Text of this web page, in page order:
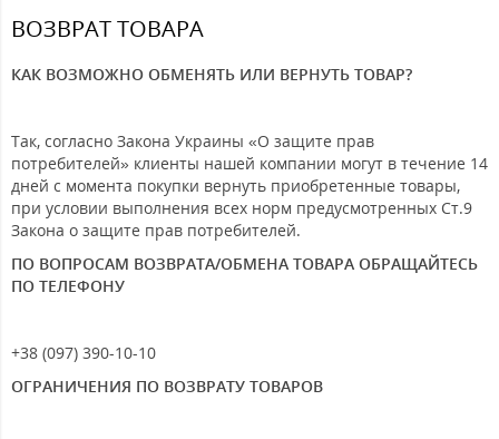
ВОЗВРАТ ТОВАРА
КАК ВОЗМОЖНО ОБМЕНЯТЬ ИЛИ ВЕРНУТЬ ТОВАР?
Так, согласно Закона Украины «О защите прав
потребителей» клиенты нашей компании могут в течение 14
дней с момента покупки вернуть приобретенные товары,
при условии выполнения всех норм предусмотренных Ст.9
Закона о защите прав потребителей.
ПО ВОПРОСАМ ВОЗВРАТА/ОБМЕНА ТОВАРА ОБРАЩАЙТЕСЬ
ПО ТЕЛЕФОНУ
+38 (097) 390-10-10
ОГРАНИЧЕНИЯ ПО ВОЗВРАТУ ТОВАРОВ